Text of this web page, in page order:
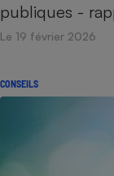
publiques -
Le 19 février 2026
CONSEILS